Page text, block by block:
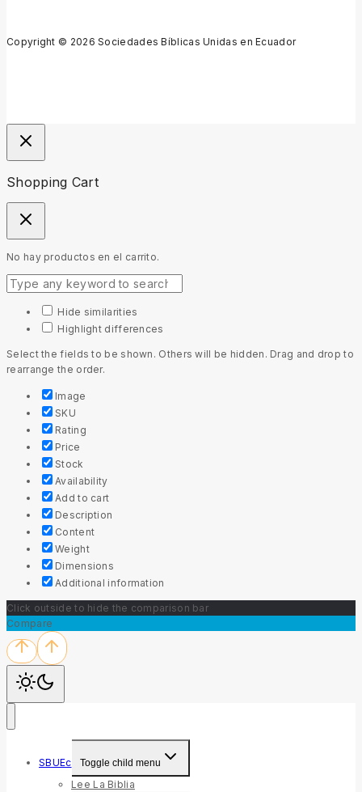
Copyright © 2026 Sociedades Bíblicas Unidas en Ecuador
Shopping Cart
No hay productos en el carrito.
Hide similarities
Highlight differences
Select the fields to be shown. Others will be hidden. Drag and drop to
rearrange the order.
Image
SKU
Rating
Price
Stock
Availability
Add to cart
Description
Content
Weight
Dimensions
Additional information
Click outside to hide the comparison bar
Compare
SBUEc Toggle child menu
Lee La Biblia